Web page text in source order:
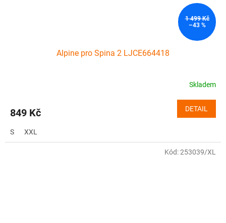
1 499 Kč
–43 %
Alpine pro Spina 2 LJCE664418
Skladem
849 Kč DETAIL
S XXL
Kód:253039/XL